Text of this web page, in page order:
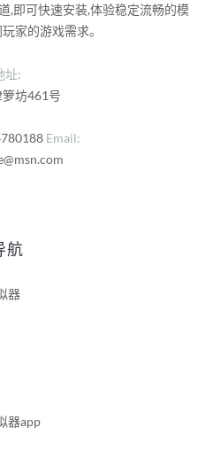
,即可快速安装,体验稳定流畅的模
家的游戏需求。
址:
坊461号
Email
航
器
器app